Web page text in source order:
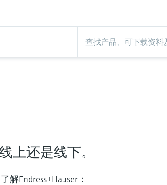
上还是线下。
Endress+Hauser：